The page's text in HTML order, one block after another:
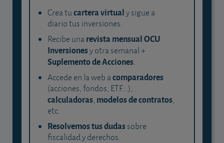
Crea tucartera virtualy sigue a
diario tus inversiones.
Recibe unarevista mensual OCU
Inversionesy otra semanal +
Suplemento de Acciones.
Accede en la web acomparadores
(acciones, fondos, ETF...),
calculadoras, modelos de contratos,
etc.
Resolvemos tus dudassobre
fiscalidad y derechos.